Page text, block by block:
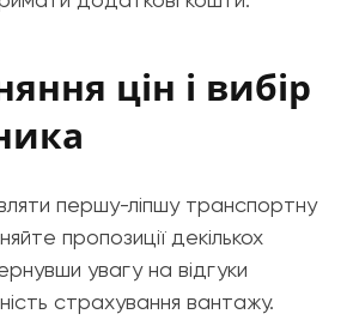
цін і вибір
першу-ліпшу транспортну
пропозиції декількох
увагу на відгуки
страхування вантажу.